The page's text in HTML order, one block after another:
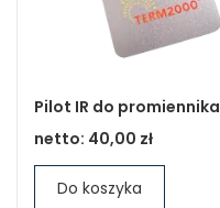
Pilot IR do promiennika
netto: 40,00 zł
Do koszyka